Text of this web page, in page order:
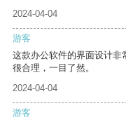
2024-04-04
游客
这款办公软件的界面设计非
很合理，一目了然。
2024-04-04
游客